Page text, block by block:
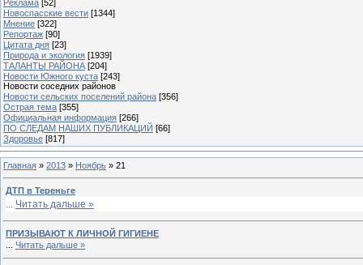
Реклама [52]
Новоспасские вести [1344]
Мнение [322]
Репортаж [90]
Цитата дня [23]
Природа и экология [1939]
ТАЛАНТЫ РАЙОНА [204]
Новости Южного куста [243]
Новости соседних районов
Новости сельских поселений района [356]
Острая тема [355]
Официальная информация [266]
ПО СЛЕДАМ НАШИХ ПУБЛИКАЦИЙ [66]
Здоровье [817]
Главная » 2013 » Ноябрь » 21
ДТП в Тереньге
... Читать дальше »
ПРИЗЫВАЮТ К ЛИЧНОЙ ГИГИЕНЕ
Читать дальше »